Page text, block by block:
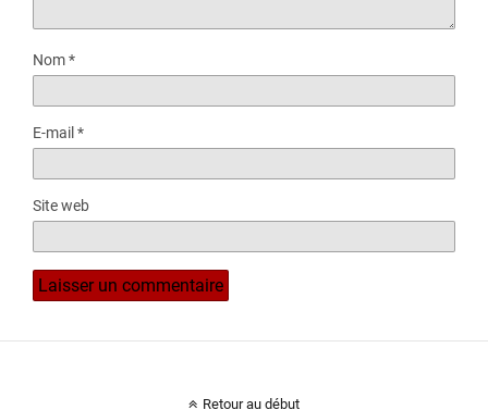
Nom*
E-mail *
Site web
Retour au début